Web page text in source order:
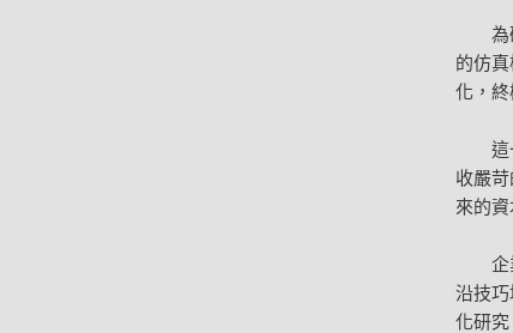
的仿
化，
收嚴
來的資
沿技
化研究